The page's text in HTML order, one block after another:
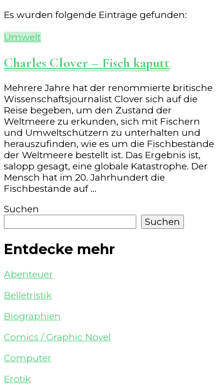
Es wurden folgende Einträge gefunden:
Umwelt
Charles Clover – Fisch kaputt
Mehrere Jahre hat der renommierte britische
Wissenschaftsjournalist Clover sich auf die
Reise begeben, um den Zustand der
Weltmeere zu erkunden, sich mit Fischern
und Umweltschützern zu unterhalten und
herauszufinden, wie es um die Fischbestände
der Weltmeere bestellt ist. Das Ergebnis ist,
salopp gesagt, eine globale Katastrophe. Der
Mensch hat im 20. Jahrhundert die
Fischbestände auf …
Suchen
Suchen
Entdecke mehr
Abenteuer
Belletristik
Biographien
Comics / Graphic Novel
Computer
Erotik